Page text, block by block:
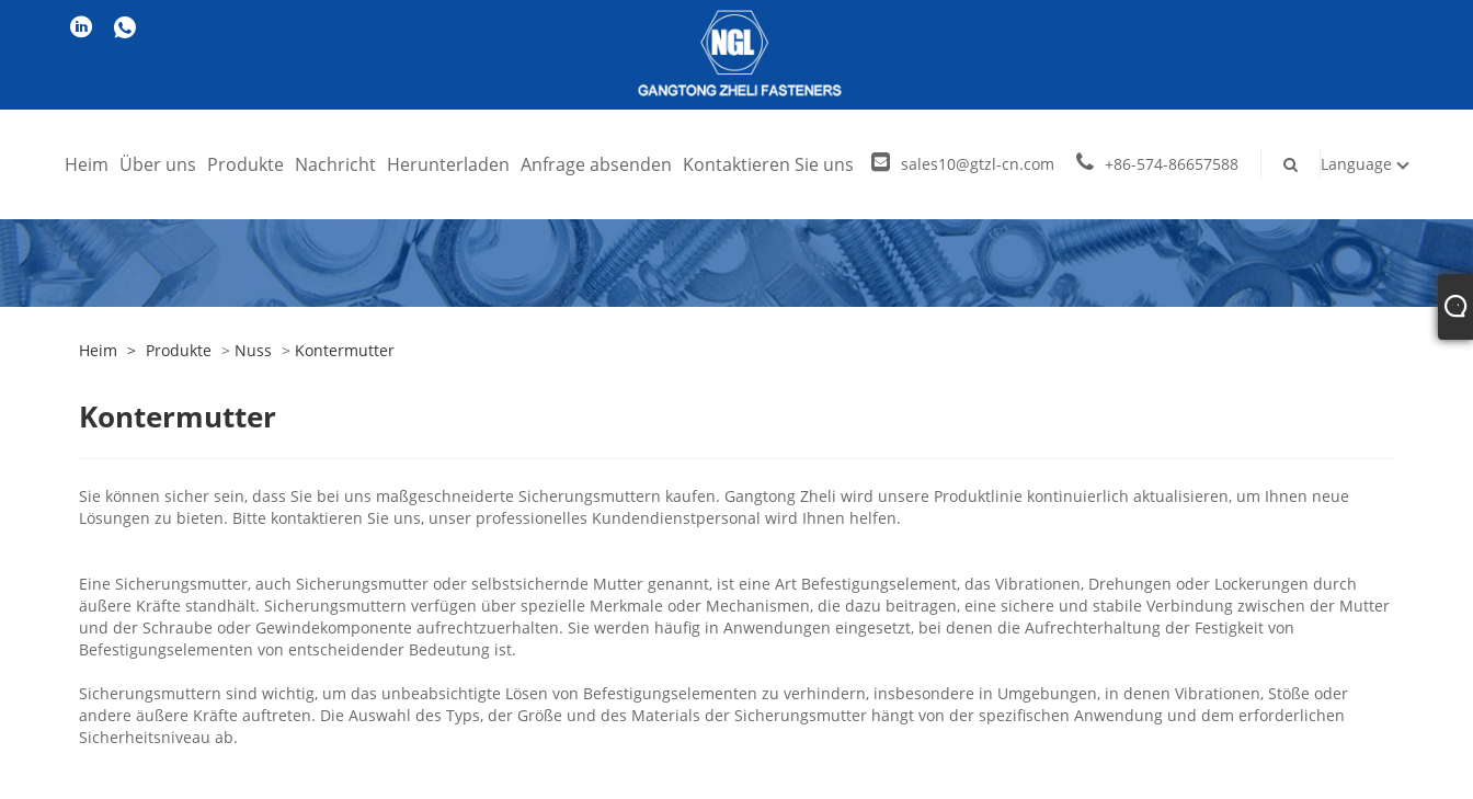
Heim Über uns Produkte Nachricht Herunterladen Anfrage absenden Kontaktieren Sie uns sales10@gtzl-cn.com +86-574-86657588 Language
Heim > Produkte > Nuss > Kontermutter
Kontermutter
Sie können sicher sein, dass Sie bei uns maßgeschneiderte Sicherungsmuttern kaufen. Gangtong Zheli wird unsere Produktlinie kontinuierlich aktualisieren, um Ihnen neue
Lösungen zu bieten. Bitte kontaktieren Sie uns, unser professionelles Kundendienstpersonal wird Ihnen helfen.
Eine Sicherungsmutter, auch Sicherungsmutter oder selbstsichernde Mutter genannt, ist eine Art Befestigungselement, das Vibrationen, Drehungen oder Lockerungen durch
äußere Kräfte standhält. Sicherungsmuttern verfügen über spezielle Merkmale oder Mechanismen, die dazu beitragen, eine sichere und stabile Verbindung zwischen der Mutter
und der Schraube oder Gewindekomponente aufrechtzuerhalten. Sie werden häufig in Anwendungen eingesetzt, bei denen die Aufrechterhaltung der Festigkeit von
Befestigungselementen von entscheidender Bedeutung ist.
Sicherungsmuttern sind wichtig, um das unbeabsichtigte Lösen von Befestigungselementen zu verhindern, insbesondere in Umgebungen, in denen Vibrationen, Stöße oder
andere äußere Kräfte auftreten. Die Auswahl des Typs, der Größe und des Materials der Sicherungsmutter hängt von der spezifischen Anwendung und dem erforderlichen
Sicherheitsniveau ab.